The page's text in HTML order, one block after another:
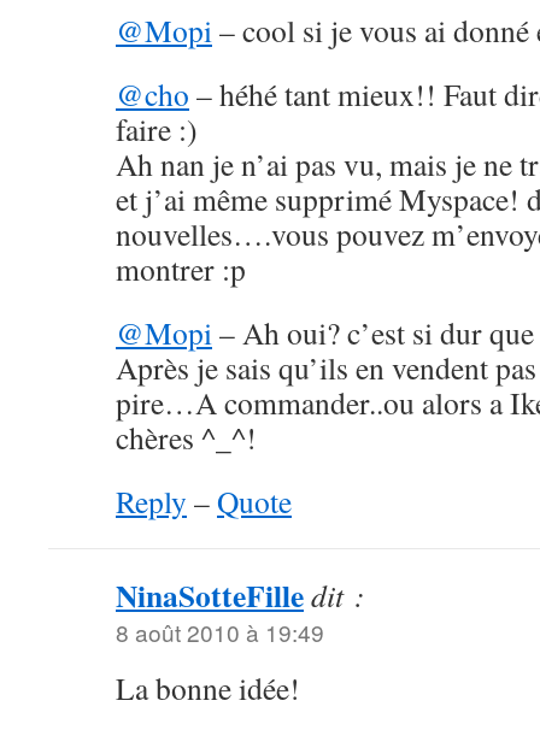
@Mopi– cool si je vous ai donné
@cho – héhé tant mieux!! Faut
faire :)
Ah nan je n’ai pas vu, mais je ne
et j’ai même supprimé Myspace!
nouvelles….vous pouvez
montrer :p
@Mopi– Ah oui? c’est si dur
Après je sais qu’ils en vendent
pire…A commander..ou alors a
chères ^_^!
Reply –Quote
NinaSotteFilledit :
8 août 2010 à 19:49
La bonne idée!